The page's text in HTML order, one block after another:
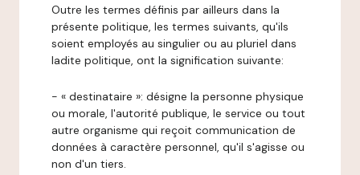
Outre les termes définis par ailleurs dans la
présente politique, les termes suivants, qu'ils
soient employés au singulier ou au pluriel dans
ladite politique, ont la signification suivante:
- « destinataire »: désigne la personne physique
ou morale, l'autorité publique, le service ou tout
autre organisme qui reçoit communication de
données à caractère personnel, qu'il s'agisse ou
non d'un tiers.